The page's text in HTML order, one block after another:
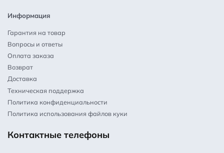
Информация
Гарантия на товар
Вопросы и ответы
Оплата заказа
Возврат
Доставка
Техническая поддержка
Политика конфиденциальности
Политика использования файлов куки
Контактные телефоны